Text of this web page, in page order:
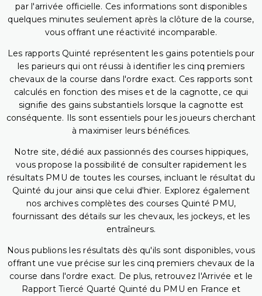
par l'arrivée officielle. Ces informations sont disponibles
quelques minutes seulement après la clôture de la course,
vous offrant une réactivité incomparable.
Les rapports Quinté représentent les gains potentiels pour
les parieurs qui ont réussi à identifier les cinq premiers
chevaux de la course dans l'ordre exact. Ces rapports sont
calculés en fonction des mises et de la cagnotte, ce qui
signifie des gains substantiels lorsque la cagnotte est
conséquente. Ils sont essentiels pour les joueurs cherchant
à maximiser leurs bénéfices.
Notre site, dédié aux passionnés des courses hippiques,
vous propose la possibilité de consulter rapidement les
résultats PMU de toutes les courses, incluant le résultat du
Quinté du jour ainsi que celui d'hier. Explorez également
nos archives complètes des courses Quinté PMU,
fournissant des détails sur les chevaux, les jockeys, et les
entraîneurs.
Nous publions les résultats dès qu'ils sont disponibles, vous
offrant une vue précise sur les cinq premiers chevaux de la
course dans l'ordre exact. De plus, retrouvez l'Arrivée et le
Rapport Tiercé Quarté Quinté du PMU en France et